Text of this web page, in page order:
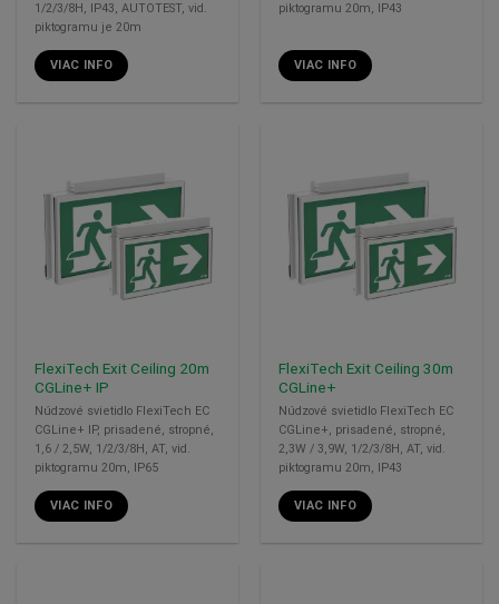
1/2/3/8H, IP43, AUTOTEST, vid.
piktogramu je 20m
VIAC INFO
piktogramu 20m, IP43
VIAC INFO
FlexiTech Exit Ceiling 20m
CGLine+ IP
Núdzové svietidlo FlexiTech EC
CGLine+ IP, prisadené, stropné,
1,6 / 2,5W, 1/2/3/8H, AT, vid.
piktogramu 20m, IP65
VIAC INFO
FlexiTech Exit Ceiling 30m
CGLine+
Núdzové svietidlo FlexiTech EC
CGLine+, prisadené, stropné,
2,3W / 3,9W, 1/2/3/8H, AT, vid.
piktogramu 20m, IP43
VIAC INFO